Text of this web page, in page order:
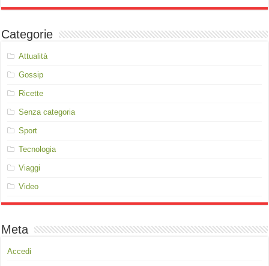
Categorie
Attualità
Gossip
Ricette
Senza categoria
Sport
Tecnologia
Viaggi
Video
Meta
Accedi